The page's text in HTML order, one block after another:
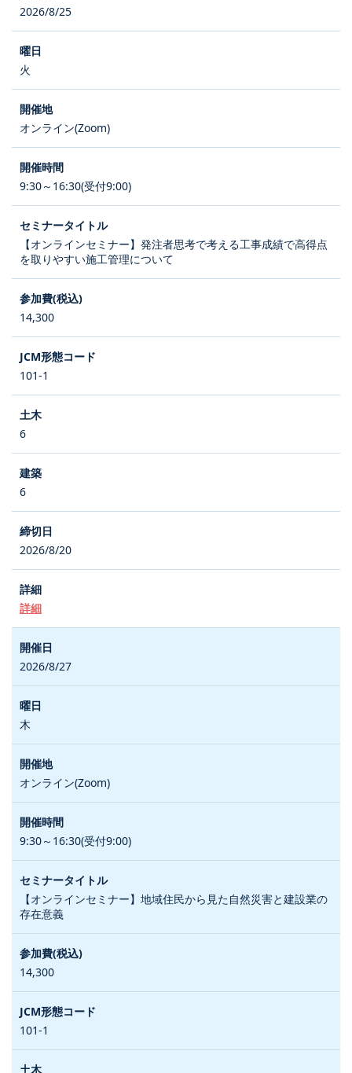
2026/8/25
火
オンライン(Zoom)
9:30～16:30(受付9:00)
【オンラインセミナー】発注者思考で考える工事成績で高得点
を取りやすい施工管理について
14,300
101-1
6
6
2026/8/20
詳細
2026/8/27
木
オンライン(Zoom)
9:30～16:30(受付9:00)
【オンラインセミナー】地域住民から見た自然災害と建設業の
存在意義
14,300
101-1